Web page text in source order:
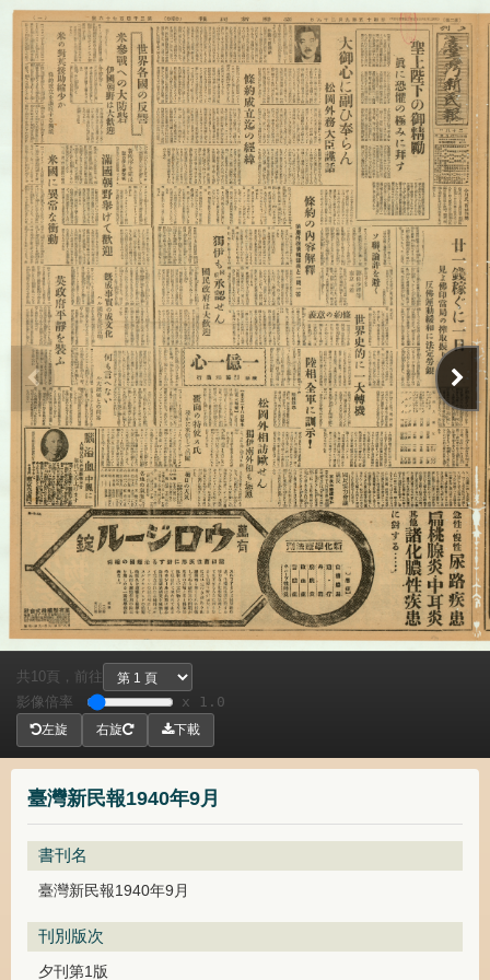
臺灣新民報1940年9月
書刊名
臺灣新民報1940年9月
刊別版次
夕刊第1版
共 10頁，
前往
影像倍率
x 1.0
左旋 右旋 下載